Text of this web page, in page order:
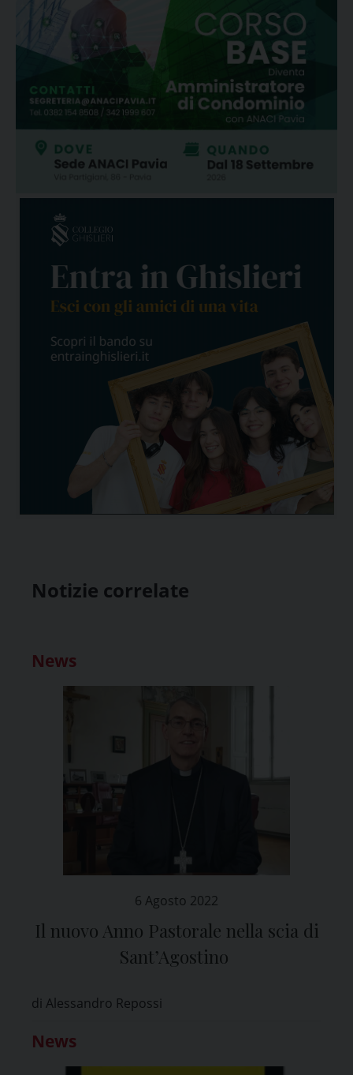
Notizie correlate
News
6 Agosto 2022
Il nuovo Anno Pastorale nella scia di
Sant’Agostino
di Alessandro Repossi
News